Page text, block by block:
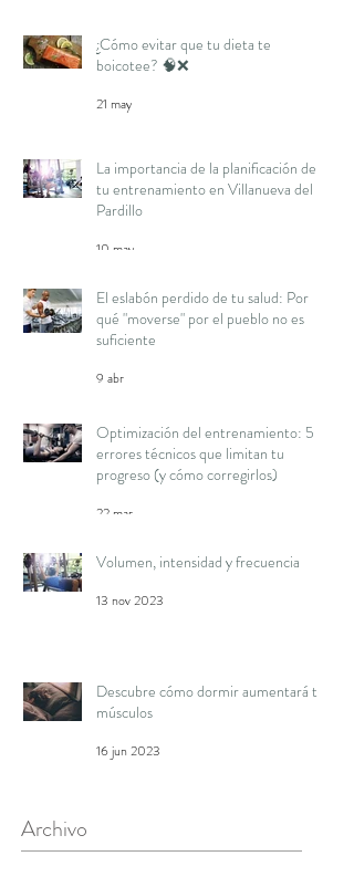
¿Cómo evitar que tu dieta te
boicotee? 🧠❌
21 may
La importancia de la planificación de
tu entrenamiento en Villanueva del
Pardillo
10 may
El eslabón perdido de tu salud: Por
qué "moverse" por el pueblo no es
suficiente
9 abr
Optimización del entrenamiento: 5
errores técnicos que limitan tu
progreso (y cómo corregirlos)
22 mar
Volumen, intensidad y frecuencia
13 nov 2023
Descubre cómo dormir aumentará tus
músculos
16 jun 2023
Archivo